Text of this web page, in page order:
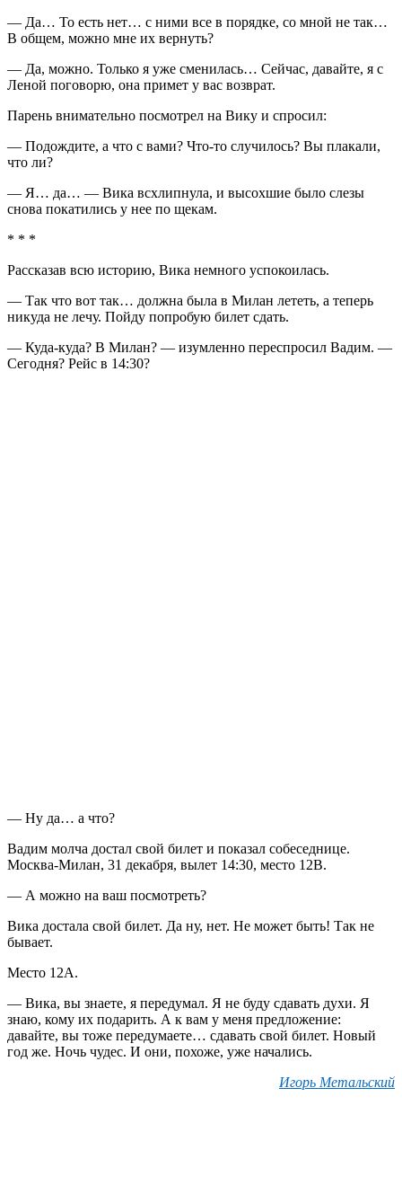
— Да… То есть нет… с ними все в порядке, со мной не так…
В общем, можно мне их вернуть?
— Да, можно. Только я уже сменилась… Сейчас, давайте, я с
Леной поговорю, она примет у вас возврат.
Парень внимательно посмотрел на Вику и спросил:
— Подождите, а что с вами? Что-то случилось? Вы плакали,
что ли?
— Я… да… — Вика всхлипнула, и высохшие было слезы
снова покатились у нее по щекам.
* * *
Рассказав всю историю, Вика немного успокоилась.
— Так что вот так… должна была в Милан лететь, а теперь
никуда не лечу. Пойду попробую билет сдать.
— Куда-куда? В Милан? — изумленно переспросил Вадим. —
Сегодня? Рейс в 14:30?
— Ну да… а что?
Вадим молча достал свой билет и показал собеседнице.
Москва-Милан, 31 декабря, вылет 14:30, место 12В.
— А можно на ваш посмотреть?
Вика достала свой билет. Да ну, нет. Не может быть! Так не
бывает.
Место 12А.
— Вика, вы знаете, я передумал. Я не буду сдавать духи. Я
знаю, кому их подарить. А к вам у меня предложение:
давайте, вы тоже передумаете… сдавать свой билет. Новый
год же. Ночь чудес. И они, похоже, уже начались.
Игорь Метальский